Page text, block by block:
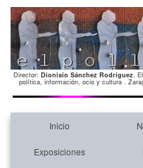
Director: Dionisio Sánchez Rodríguez.
política, información, ocio y cultura .
Inicio
Exposiciones